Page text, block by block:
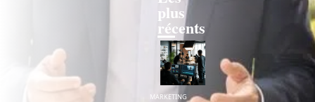
plus
récents
MARKETING